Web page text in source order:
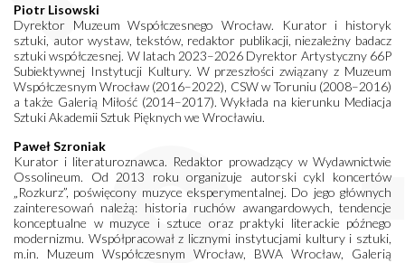
Piotr Lisowski
Dyrektor Muzeum Współczesnego Wrocław. Kurator i historyk
sztuki, autor wystaw, tekstów, redaktor publikacji, niezależny badacz
sztuki współczesnej. W latach 2023–2026 Dyrektor Artystyczny 66P
Subiektywnej Instytucji Kultury. W przeszłości związany z Muzeum
Współczesnym Wrocław (2016–2022), CSW w Toruniu (2008–2016)
a także Galerią Miłość (2014–2017). Wykłada na kierunku Mediacja
Sztuki Akademii Sztuk Pięknych we Wrocławiu.
Paweł Szroniak
Kurator i literaturoznawca. Redaktor prowadzący w Wydawnictwie
Ossolineum. Od 2013 roku organizuje autorski cykl koncertów
„Rozkurz”, poświęcony muzyce eksperymentalnej. Do jego głównych
zainteresowań należą: historia ruchów awangardowych, tendencje
konceptualne w muzyce i sztuce oraz praktyki literackie późnego
modernizmu. Współpracował z licznymi instytucjami kultury i sztuki,
m.in. Muzeum Współczesnym Wrocław, BWA Wrocław, Galerią